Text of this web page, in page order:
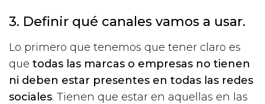
3. Definir qué canales vamos a usar.
Lo primero que tenemos que tener claro es
que todas las marcas o empresas no tienen
ni deben estar presentes en todas las redes
sociales. Tienen que estar en aquellas en las